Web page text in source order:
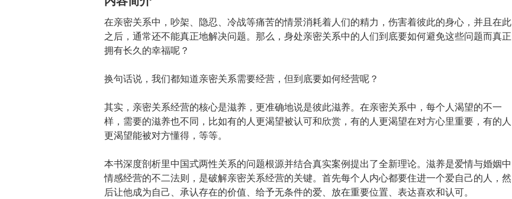
在亲密关系中，吵架、隐忍、冷战等痛苦的情景消耗着人们的精力，伤害着彼此的身心，并且在此
之后，通常还不能真正地解决问题。那么，身处亲密关系中的人们到底要如何避免这些问题而真正
拥有长久的幸福呢？
换句话说，我们都知道亲密关系需要经营，但到底要如何经营呢？
其实，亲密关系经营的核心是滋养，更准确地说是彼此滋养。在亲密关系中，每个人渴望的不一
样，需要的滋养也不同，比如有的人更渴望被认可和欣赏，有的人更渴望在对方心里重要，有的人
更渴望能被对方懂得，等等。
本书深度剖析里中国式两性关系的问题根源并结合真实案例提出了全新理论。滋养是爱情与婚姻中
情感经营的不二法则，是破解亲密关系经营的关键。首先每个人内心都要住进一个爱自己的人，然
后让他成为自己、承认存在的价值、给予无条件的爱、放在重要位置、表达喜欢和认可。